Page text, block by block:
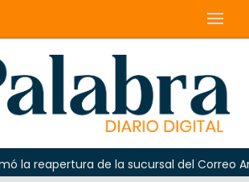
reapertura de la sucursal del Correo